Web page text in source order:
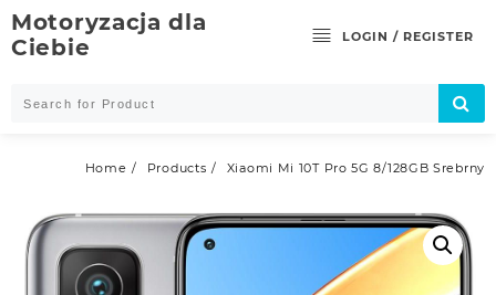
Skip
to
content
Motoryzacja dla
Ciebie
LOGIN / REGISTER
Home Products Xiaomi Mi 10T Pro 5G 8/128GB Srebrny